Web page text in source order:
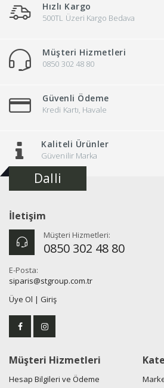
Hızlı Kargo
500TL Üzeri Kargo Bedava
Müşteri Hizmetleri
0850 302 48 80
Güvenli Ödeme
Kredi Kartı, Havale
Kaliteli Ürünler
Güvenilir Marka
Dalli
İletişim
Müşteri Hizmetleri:
0850 302 48 80
E-Posta:
siparis@stgroup.com.tr
Üye Ol | Giriş
Müşteri Hizmetleri
Hesap Bilgileri ve Ödeme